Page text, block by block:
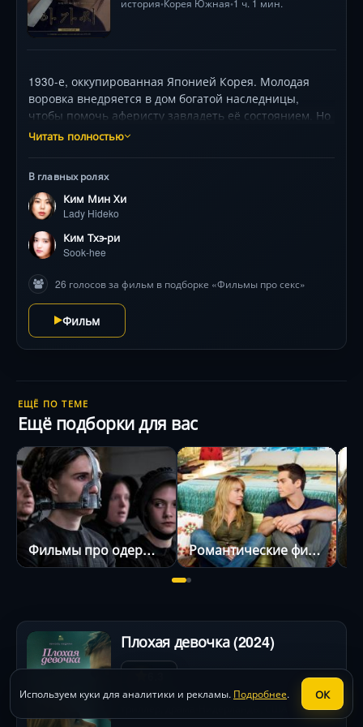
история•Корея Южная•1 ч. 1 мин.
1930-е, оккупированная Японией Корея. Молодая
воровка внедряется в дом богатой наследницы,
чтобы помочь аферисту завладеть её состоянием. Но
чем ближе она к жертве, тем опаснее становятся
поворотами и визуальной эстетикой, покорившей
Канны .
Читать полностью
В главных ролях
Ким Мин Хи
Lady Hideko
Ким Тхэ-ри
Sook-hee
26 голосов за фильм в подборке «Фильмы про секс»
Фильм
ЕЩЁ ПО ТЕМЕ
Ещё подборки для вас
Фильмы про одержимость Романтические фильмы
Плохая девочка (2024)
Используем куки для аналитики и рекламы. Подробнее. ОК